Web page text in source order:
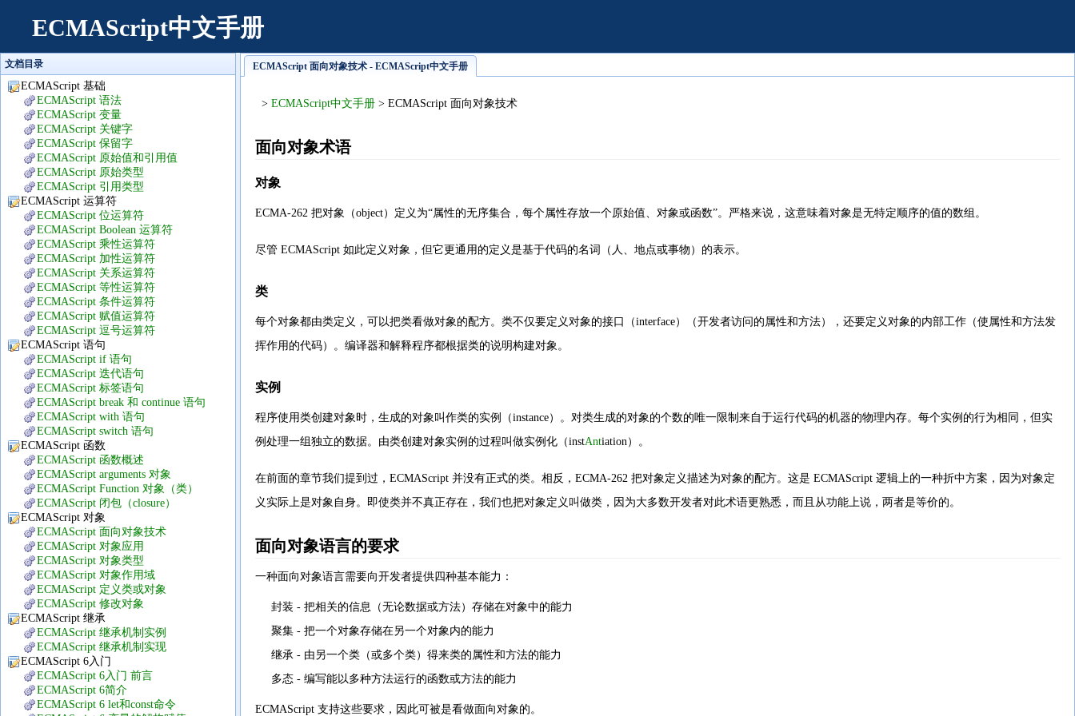
ECMAScript中文手册
文档目录
ECMAScript 基础
ECMAScript 语法
ECMAScript 变量
ECMAScript 关键字
ECMAScript 保留字
ECMAScript 原始值和引用值
ECMAScript 原始类型
ECMAScript 引用类型
ECMAScript 运算符
ECMAScript 位运算符
ECMAScript Boolean 运算符
ECMAScript 乘性运算符
ECMAScript 加性运算符
ECMAScript 关系运算符
ECMAScript 等性运算符
ECMAScript 条件运算符
ECMAScript 赋值运算符
ECMAScript 逗号运算符
ECMAScript 语句
ECMAScript if 语句
ECMAScript 迭代语句
ECMAScript 标签语句
ECMAScript break 和 continue 语句
ECMAScript with 语句
ECMAScript switch 语句
ECMAScript 函数
ECMAScript 函数概述
ECMAScript arguments 对象
ECMAScript Function 对象（类）
ECMAScript 闭包（closure）
ECMAScript 对象
ECMAScript 面向对象技术
ECMAScript 对象应用
ECMAScript 对象类型
ECMAScript 对象作用域
ECMAScript 定义类或对象
ECMAScript 修改对象
ECMAScript 继承
ECMAScript 继承机制实例
ECMAScript 继承机制实现
ECMAScript 6入门
ECMAScript 6入门 前言
ECMAScript 6简介
ECMAScript 6 let和const命令
ECMAScript 面向对象技术 - ECMAScript中文手册
> ECMAScript中文手册 > ECMAScript 面向对象技术
面向对象术语
对象
ECMA-262 把对象（object）定义为“属性的无序集合，每个属性存放一个原始值、对象或函数”。严格来说，这意味着对象是无特定顺序的值的数组。
尽管 ECMAScript 如此定义对象，但它更通用的定义是基于代码的名词（人、地点或事物）的表示。
类
每个对象都由类定义，可以把类看做对象的配方。类不仅要定义对象的接口（interface）（开发者访问的属性和方法），还要定义对象的内部工作（使属性和方法发
挥作用的代码）。编译器和解释程序都根据类的说明构建对象。
实例
程序使用类创建对象时，生成的对象叫作类的实例（instance）。对类生成的对象的个数的唯一限制来自于运行代码的机器的物理内存。每个实例的行为相同，但实
例处理一组独立的数据。由类创建对象实例的过程叫做实例化（instAntiation）。
在前面的章节我们提到过，ECMAScript 并没有正式的类。相反，ECMA-262 把对象定义描述为对象的配方。这是 ECMAScript 逻辑上的一种折中方案，因为对象定
义实际上是对象自身。即使类并不真正存在，我们也把对象定义叫做类，因为大多数开发者对此术语更熟悉，而且从功能上说，两者是等价的。
面向对象语言的要求
一种面向对象语言需要向开发者提供四种基本能力：
封装 - 把相关的信息（无论数据或方法）存储在对象中的能力
聚集 - 把一个对象存储在另一个对象内的能力
继承 - 由另一个类（或多个类）得来类的属性和方法的能力
多态 - 编写能以多种方法运行的函数或方法的能力
ECMAScript 支持这些要求，因此可被是看做面向对象的。